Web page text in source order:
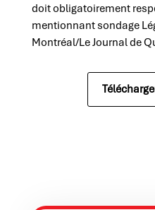
doit obligatoirement
mentionnant sondage
Montréal/Le Journal de